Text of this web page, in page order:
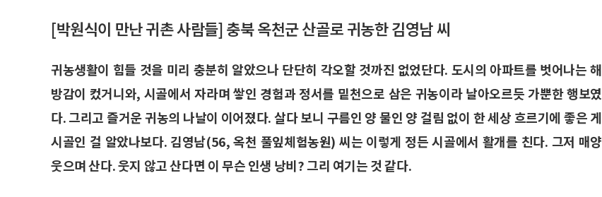
[박원식이 만난 귀촌 사람들] 충북 옥천군 산골로 귀농한 김영남 씨
귀농생활이 힘들 것을 미리 충분히 알았으나 단단히 각오할 것까진 없었단다. 도시의 아파트를 벗어나는 해
방감이 컸거니와, 시골에서 자라며 쌓인 경험과 정서를 밑천으로 삼은 귀농이라 날아오르듯 가뿐한 행보였
다. 그리고 즐거운 귀농의 나날이 이어졌다. 살다 보니 구름인 양 물인 양 걸림 없이 한 세상 흐르기에 좋은 게
시골인 걸 알았나보다. 김영남(56, 옥천 풀잎체험농원) 씨는 이렇게 정든 시골에서 활개를 친다. 그저 매양
웃으며 산다. 웃지 않고 산다면 이 무슨 인생 낭비? 그리 여기는 것 같다.